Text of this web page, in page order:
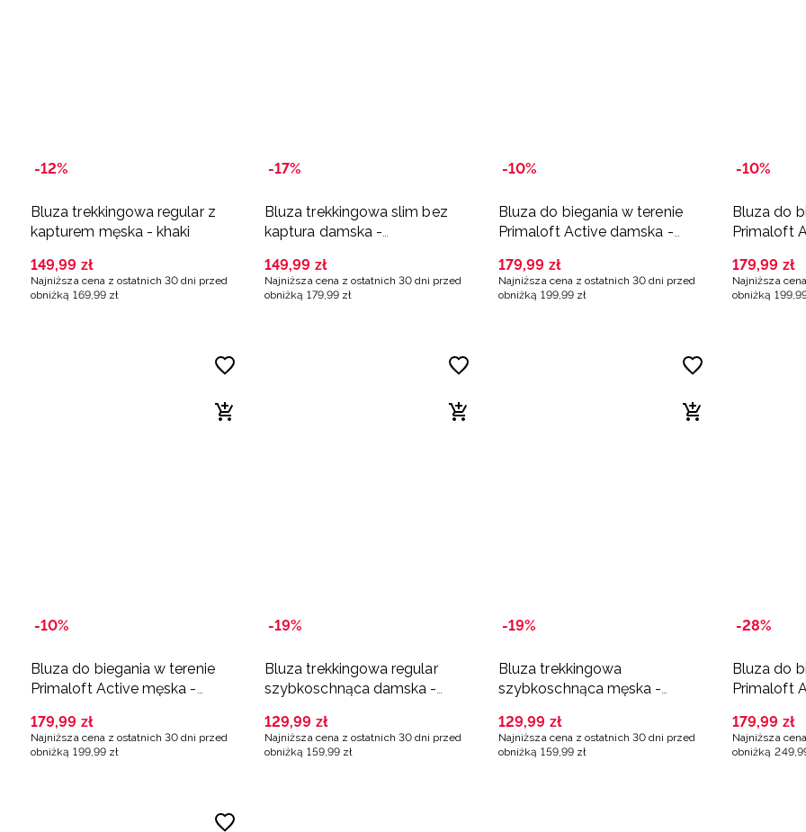
-12%
Bluza trekkingowa regular z
kapturem męska - khaki
149,99 zł
Najniższa cena z ostatnich 30 dni przed
obniżką 169,99 zł
-17%
Bluza trekkingowa slim bez
kaptura damska -
149,99 zł
Najniższa cena z ostatnich 30 dni przed
obniżką 179,99 zł
-10%
Bluza do biegania w terenie
Primaloft Active damska -
179,99 zł
Najniższa cena z ostatnich 30 dni przed
obniżką 199,99 zł
-10%
Bluza do
Primaloft
179,99 zł
Najniższa
obniżką 199,
-10%
Bluza do biegania w terenie
Primaloft Active męska -
179,99 zł
Najniższa cena z ostatnich 30 dni przed
obniżką 199,99 zł
-19%
Bluza trekkingowa regular
szybkoschnąca damska -
129,99 zł
Najniższa cena z ostatnich 30 dni przed
obniżką 159,99 zł
-19%
Bluza trekkingowa
szybkoschnąca męska -
129,99 zł
Najniższa cena z ostatnich 30 dni przed
obniżką 159,99 zł
-28%
Bluza do
Primaloft
179,99 zł
Najniższa
obniżką 249,